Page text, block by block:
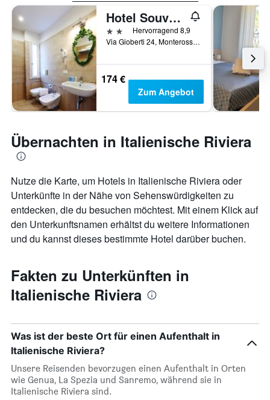
Hotel Souvenir
2 SterneHervorragend 8,9
Via Gioberti 24, Monterosso al Mare, La Spezia, Italien
174 €
Zum Angebot
Übernachten in Italienische Riviera
Nutze die Karte, um Hotels in Italienische Riviera oder
Unterkünfte in der Nähe von Sehenswürdigkeiten zu
entdecken, die du besuchen möchtest. Mit einem Klick auf
den Unterkunftsnamen erhältst du weitere Informationen
und du kannst dieses bestimmte Hotel darüber buchen.
Fakten zu Unterkünften in
Italienische Riviera
Was ist der beste Ort für einen Aufenthalt in
Italienische Riviera?
Unsere Reisenden bevorzugen einen Aufenthalt in Orten
wie Genua, La Spezia und Sanremo, während sie in
Italienische Riviera sind.